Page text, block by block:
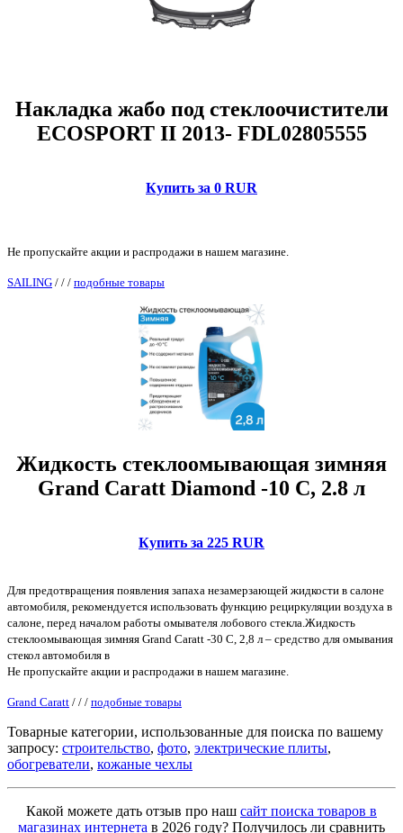
Накладка жабо под стеклоочистители
ECOSPORT II 2013- FDL02805555
Купить за 0 RUR
Не пропускайте акции и распродажи в нашем магазине.
SAILING / / / подобные товары
Жидкость стеклоомывающая зимняя
Grand Caratt Diamond -10 С, 2.8 л
Купить за 225 RUR
Для предотвращения появления запаха незамерзающей жидкости в салоне
автомобиля, рекомендуется использовать функцию рециркуляции воздуха в
салоне, перед началом работы омывателя лобового стекла.Жидкость
стеклоомывающая зимняя Grand Caratt -30 С, 2,8 л – средство для омывания
стекол автомобиля в
Не пропускайте акции и распродажи в нашем магазине.
Grand Caratt / / / подобные товары
Товарные категории, использованные для поиска по вашему
запросу: строительство, фото, электрические плиты,
обогреватели, кожаные чехлы
Какой можете дать отзыв про наш сайт поиска товаров в
магазинах интернета в 2026 году? Получилось ли сравнить